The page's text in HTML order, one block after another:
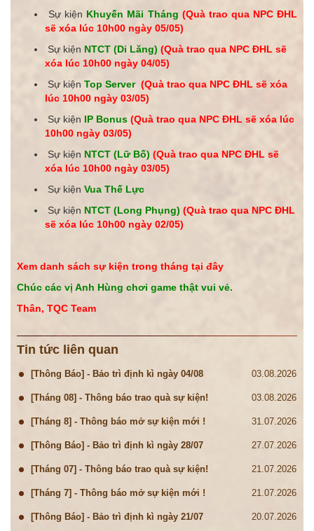
Sự kiện Khuyến Mãi Tháng (Quà trao qua NPC ĐHL
sẽ xóa lúc 10h00 ngày05/05)
Sự kiện NTCT (Di Lăng)(Quà trao qua NPC ĐHL sẽ
xóa lúc 10h00 ngày04/05)
Sự kiện Top Server(Quà trao qua NPC ĐHL sẽ xóa
lúc 10h00 ngày03/05)
Sự kiện IP Bonus(Quà trao qua NPC ĐHL sẽ xóa lúc
10h00 ngày03/05)
Sự kiện NTCT (Lữ Bố)(Quà trao qua NPC ĐHL sẽ
xóa lúc 10h00 ngày03/05)
Sự kiện Vua Thế Lực
Sự kiện NTCT (Long Phụng)(Quà trao qua NPC ĐHL
sẽ xóa lúc 10h00 ngày02/05)
Xem danh sách sự kiện trong tháng tại đây
Chúc các vị Anh Hùng chơi game thật vui vẻ.
Thân, TQC Team
Tin tức liên quan
[Thông Báo] - Bảo trì định kì ngày 04/08 03.08.2026
[Tháng 08] - Thông báo trao quà sự kiện! 03.08.2026
[Tháng 8] - Thông báo mở sự kiện mới ! 31.07.2026
[Thông Báo] - Bảo trì định kì ngày 28/07 27.07.2026
[Tháng 07] - Thông báo trao quà sự kiện! 21.07.2026
[Tháng 7] - Thông báo mở sự kiện mới ! 21.07.2026
[Thông Báo] - Bảo trì định kì ngày 21/07 20.07.2026